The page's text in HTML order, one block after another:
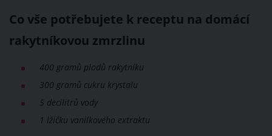
Co vše potřebujete k receptu na domácí
rakytníkovou zmrzlinu
400 gramů plodů rakytníku
300 gramů cukru krystalu
5 decilitrů vody
1 lžičku vanilkového extraktu